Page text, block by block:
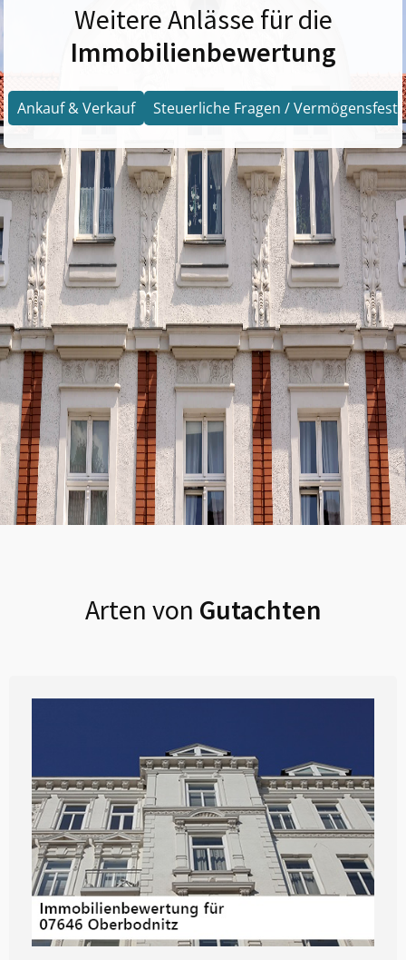
Weitere Anlässe für die
Immobilienbewertung
Ankauf & Verkauf Steuerliche Fragen /
Arten von Gutachten